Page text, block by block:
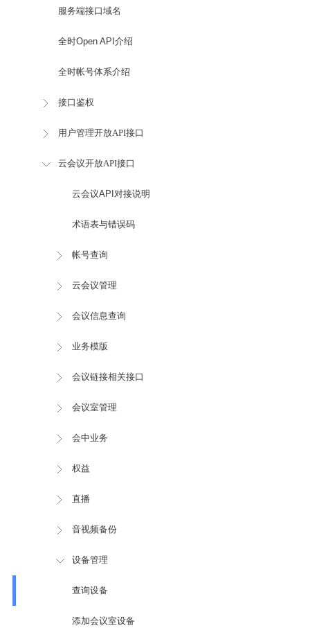
服务端接口域名
全时Open API介绍
全时帐号体系介绍
接口鉴权
用户管理开放API接口
云会议开放API接口
云会议API对接说明
术语表与错误码
帐号查询
云会议管理
会议信息查询
业务模版
会议链接相关接口
会议室管理
会中业务
权益
直播
音视频备份
设备管理
查询设备
添加会议室设备